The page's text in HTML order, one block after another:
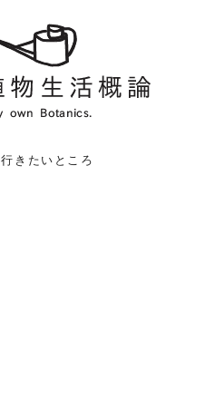
行きたいところ